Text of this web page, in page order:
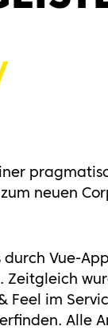
neuen
Vue-
im
Alle